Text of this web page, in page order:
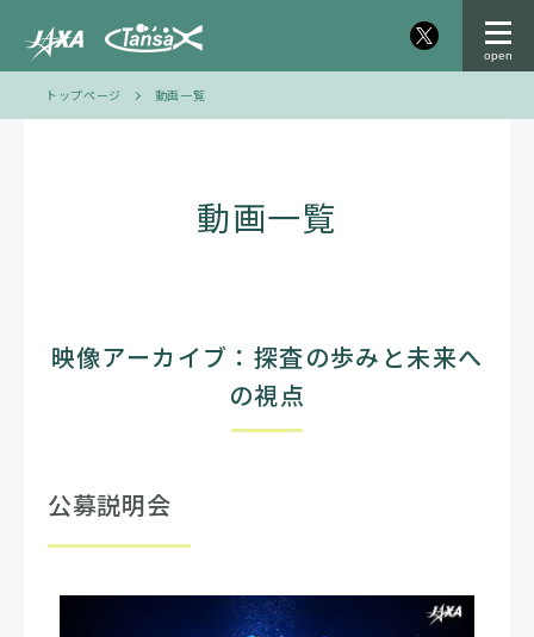
トップページ 動画一覧
動画一覧
映像アーカイブ：探査の歩みと未来へ
の視点
公募説明会